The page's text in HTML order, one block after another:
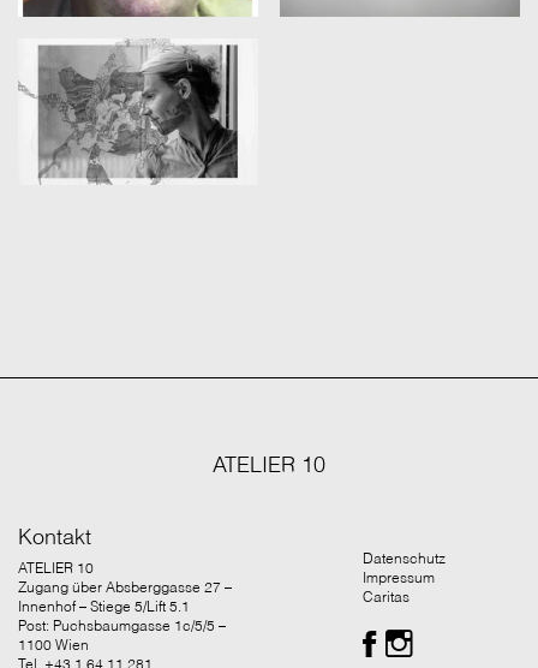
ATELIER 10
Kontakt
ATELIER 10
Zugang über Absberggasse 27 –
Innenhof – Stiege 5/Lift 5.1
Post: Puchsbaumgasse 1c/5/5 –
1100 Wien
Tel. +43 1 64 11 281
Datenschutz
Impressum
Caritas